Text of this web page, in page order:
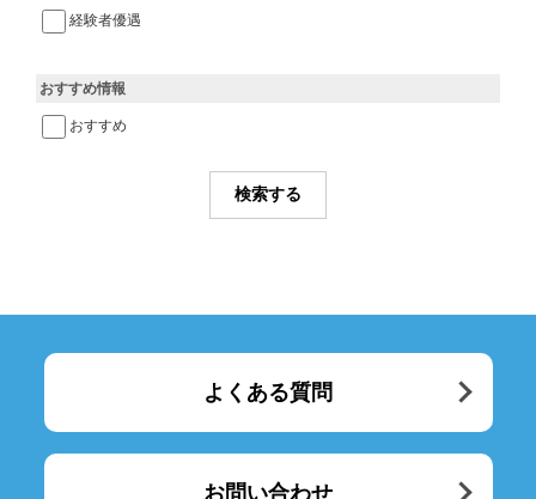
経験者優遇
おすすめ情報
おすすめ
よくある質問
お問い合わせ